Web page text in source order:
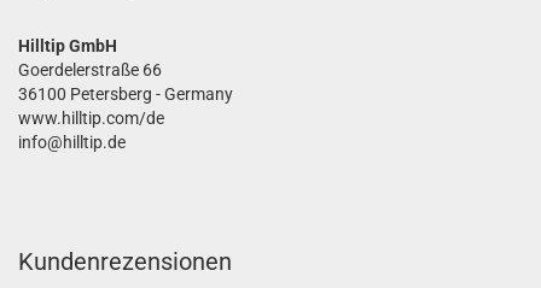
Hilltip GmbH
Goerdelerstraße 66
36100 Petersberg - Germany
www.hilltip.com/de
info@hilltip.de
Kundenrezensionen